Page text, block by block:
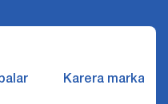
Karera markazi